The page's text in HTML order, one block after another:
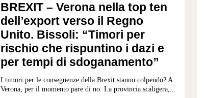
BREXIT – Verona nella top ten
dell’export verso il Regno
Unito. Bissoli: “Timori per
rischio che rispuntino i dazi e
per tempi di sdoganamento”
I timori per le conseguenze della Brexit stanno colpendo? A
Verona, per il momento pare di no. La provincia scaligera,...